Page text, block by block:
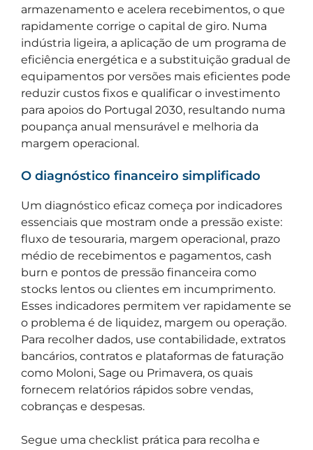
armazenamento e acelera recebimentos, o que
rapidamente corrige o capital de giro. Numa
indústria ligeira, a aplicação de um programa de
eficiência energética e a substituição gradual de
equipamentos por versões mais eficientes pode
reduzir custos fixos e qualificar o investimento
para apoios do Portugal 2030, resultando numa
poupança anual mensurável e melhoria da
margem operacional.
O diagnóstico financeiro simplificado
Um diagnóstico eficaz começa por indicadores
essenciais que mostram onde a pressão existe:
fluxo de tesouraria, margem operacional, prazo
médio de recebimentos e pagamentos, cash
burn e pontos de pressão financeira como
stocks lentos ou clientes em incumprimento.
Esses indicadores permitem ver rapidamente se
o problema é de liquidez, margem ou operação.
Para recolher dados, use contabilidade, extratos
bancários, contratos e plataformas de faturação
como Moloni, Sage ou Primavera, os quais
fornecem relatórios rápidos sobre vendas,
cobranças e despesas.
Segue uma checklist prática para recolha e